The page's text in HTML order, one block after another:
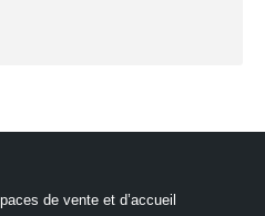
de vente et d’accueil